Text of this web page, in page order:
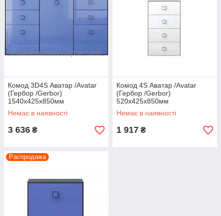
Комод 3D4S Аватар /Avatar
(Гербор /Gerbor)
1540х425х850мм
Немає в наявності
3 636 ₴
Комод 4S Аватар /Avatar
(Гербор /Gerbor)
520х425х850мм
Немає в наявності
1 917 ₴
Распродажа